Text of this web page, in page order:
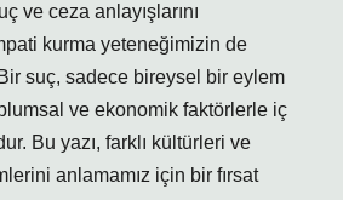
ve ceza anlayışlarını
kurma yeteneğimizin de
Bir suç, sadece bireysel bir eylem
ve ekonomik faktörlerle iç
Bu yazı, farklı kültürleri ve
anlamamız için bir fırsat